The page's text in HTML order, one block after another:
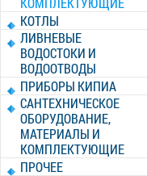
КОТЛЫ
ЛИВНЕВЫЕ
ВОДОСТОКИ И
ВОДООТВОДЫ
ПРИБОРЫ КИПИА
САНТЕХНИЧЕСКОЕ
ОБОРУДОВАНИЕ,
МАТЕРИАЛЫ И
КОМПЛЕКТУЮЩИЕ
ПРОЧЕЕ